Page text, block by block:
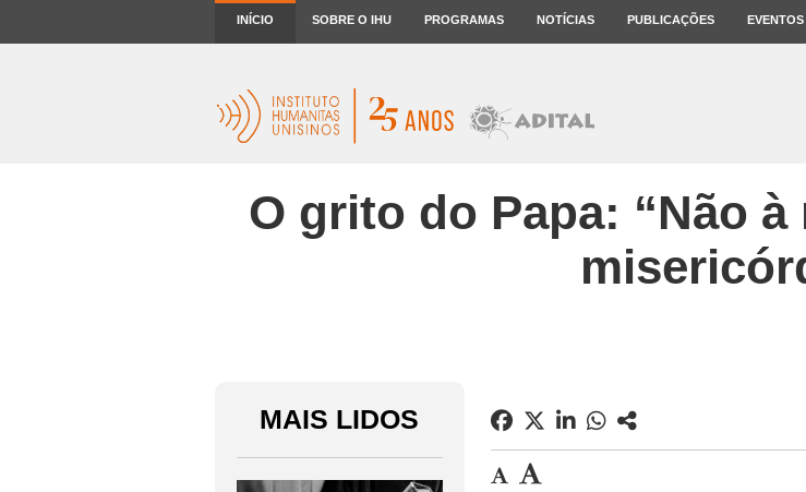
INÍCIO SOBRE O IHU PROGRAMAS NOTÍCIAS PUBLICAÇÕES EVENTOS
O grito do Papa: “Não
MAIS LIDOS